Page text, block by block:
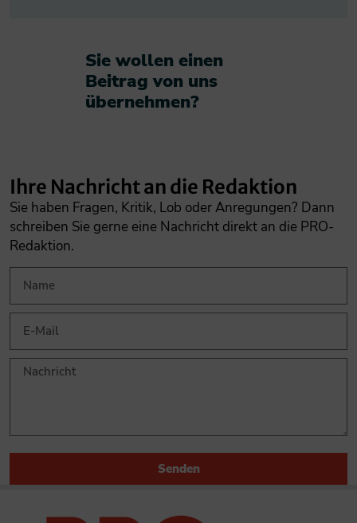
Sie wollen einen
Beitrag von uns
übernehmen?​
Ihre Nachricht an die Redaktion
Sie haben Fragen, Kritik, Lob oder Anregungen? Dann
schreiben Sie gerne eine Nachricht direkt an die PRO-
Redaktion.
Senden